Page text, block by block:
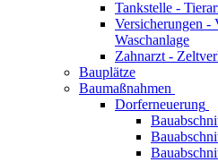
Tankstelle -
Versicherungen -
Waschanlage
Zahnarzt -
Bauplätze
Baumaßnahmen
Dorferneuerung